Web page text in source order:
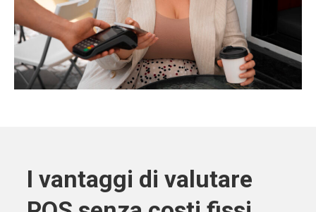
I vantaggi di valutare